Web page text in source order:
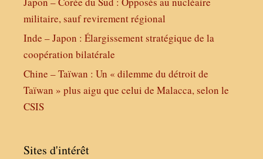
militaire, sauf revirement régional
Inde – Japon : Élargissement stratégique de la
coopération bilatérale
Chine – Taïwan : Un « dilemme du détroit de
Taïwan » plus aigu que celui de Malacca, selon le
CSIS
Sites d'intérêt